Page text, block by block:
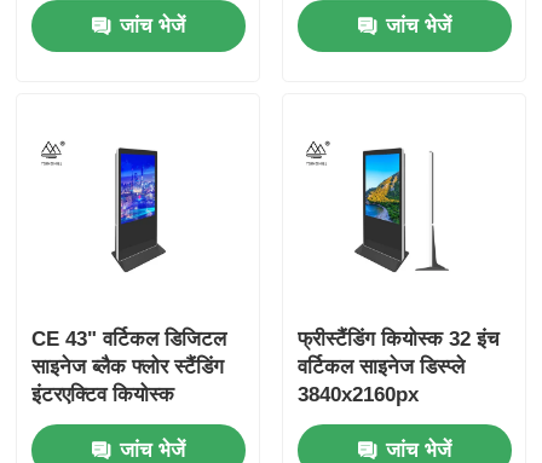
जांच भेजें जांच भेजें
CE 43" वर्टिकल डिजिटल
साइनेज ब्लैक फ्लोर स्टैंडिंग
इंटरएक्टिव कियोस्क
जांच भेजें
फ्रीस्टैंडिंग कियोस्क 32 इंच
वर्टिकल साइनेज डिस्प्ले
3840x2160px
जांच भेजें